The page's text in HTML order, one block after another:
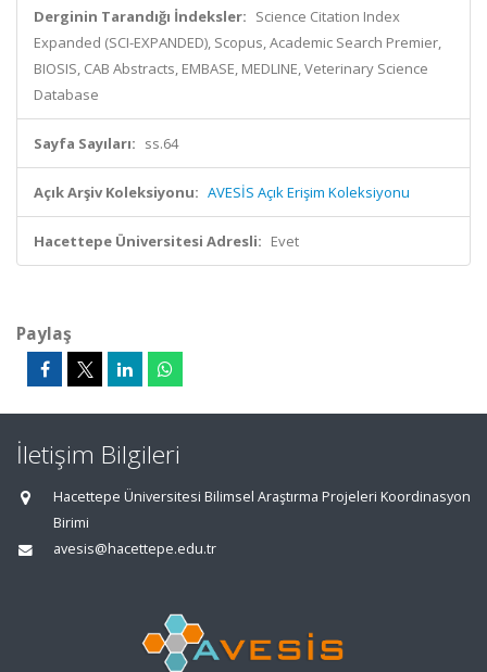
Derginin Tarandığı İndeksler: Science Citation Index
Expanded (SCI-EXPANDED), Scopus, Academic Search Premier,
BIOSIS, CAB Abstracts, EMBASE, MEDLINE, Veterinary Science
Database
Sayfa Sayıları: ss.64
Açık Arşiv Koleksiyonu: AVESİS Açık Erişim Koleksiyonu
Hacettepe Üniversitesi Adresli: Evet
Paylaş
İletişim Bilgileri
Hacettepe Üniversitesi Bilimsel Araştırma Projeleri Koordinasyon
Birimi
avesis@hacettepe.edu.tr